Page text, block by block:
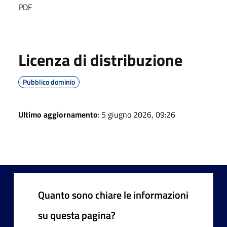
PDF
Licenza di distribuzione
Pubblico dominio
Ultimo aggiornamento: 5 giugno 2026, 09:26
Quanto sono chiare le informazioni
su questa pagina?